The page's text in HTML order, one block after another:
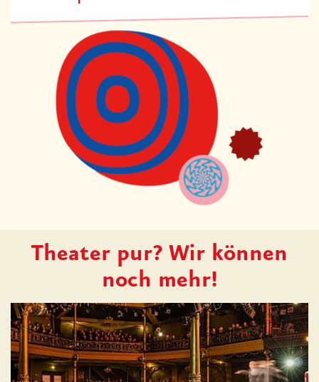
Theater pur? Wir können
noch mehr!